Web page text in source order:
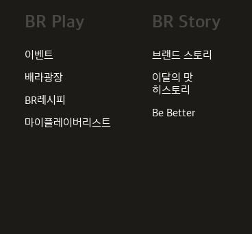
BR Play
이벤트
배라광장
BR레시피
마이플레이버리스트
BR Story
브랜드 스토리
이달의 맛
히스토리
Be Better